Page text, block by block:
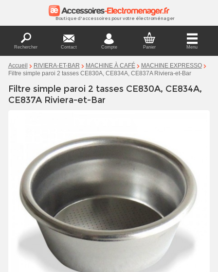
Boutique d'accessoires pour votre électroménager
Rechercher Contact Compte Panier Menu
Accueil RIVIERA-ET-BAR MACHINE À CAFÉ
MACHINE EXPRESSO
Filtre simple paroi 2 tasses CE830A, CE834A, CE837A Riviera-et-Bar
Filtre simple paroi 2 tasses CE830A, CE834A,
CE837A Riviera-et-Bar